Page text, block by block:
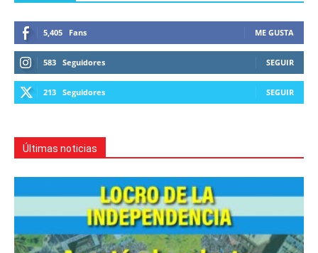
5,405 Fans ME GUSTA
583 Seguidores SEGUIR
213 Seguidores SEGUIR
Últimas noticias